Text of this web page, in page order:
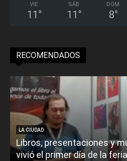
VIE
11 °
SÁB
11 °
DOM
8°
RECOMENDADOS
LA CIUDAD
Libros, presentaciones y
vivió el primer día de la